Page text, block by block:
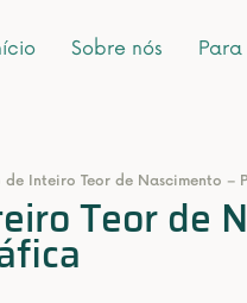
Sobre nós
Inteiro Teor de Nascimento –
Teor de